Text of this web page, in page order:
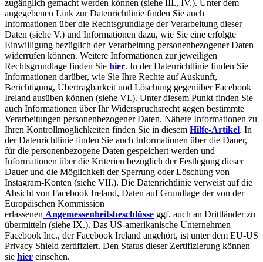
zugänglich gemacht werden können (siehe III., IV.). Unter dem
angegebenen Link zur Datenrichtlinie finden Sie auch
Informationen über die Rechtsgrundlage der Verarbeitung dieser
Daten (siehe V.) und Informationen dazu, wie Sie eine erfolgte
Einwilligung bezüglich der Verarbeitung personenbezogener Daten
widerrufen können. Weitere Informationen zur jeweiligen
Rechtsgrundlage finden Sie hier. In der Datenrichtlinie finden Sie
Informationen darüber, wie Sie Ihre Rechte auf Auskunft,
Berichtigung, Übertragbarkeit und Löschung gegenüber Facebook
Ireland ausüben können (siehe VI.). Unter diesem Punkt finden Sie
auch Informationen über Ihr Widerspruchsrecht gegen bestimmte
Verarbeitungen personenbezogener Daten. Nähere Informationen zu
Ihren Kontrollmöglichkeiten finden Sie in diesem Hilfe-Artikel. In
der Datenrichtlinie finden Sie auch Informationen über die Dauer,
für die personenbezogene Daten gespeichert werden und
Informationen über die Kriterien bezüglich der Festlegung dieser
Dauer und die Möglichkeit der Sperrung oder Löschung von
Instagram-Konten (siehe VII.). Die Datenrichtlinie verweist auf die
Absicht von Facebook Ireland, Daten auf Grundlage der von der
Europäischen Kommission
erlassenen Angemessenheitsbeschlüsse ggf. auch an Drittländer zu
übermitteln (siehe IX.). Das US-amerikanische Unternehmen
Facebook Inc., der Facebook Ireland angehört, ist unter dem EU-US
Privacy Shield zertifiziert. Den Status dieser Zertifizierung können
sie hier einsehen.